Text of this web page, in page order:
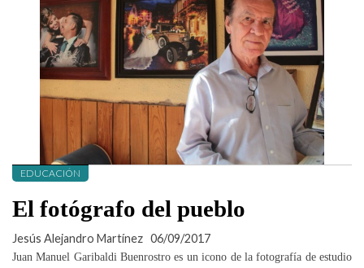
EDUCACIÓN
El fotógrafo del pueblo
Jesús Alejandro Martínez 06/09/2017
Juan Manuel Garibaldi Buenrostro es un icono de la fotografía de estudio